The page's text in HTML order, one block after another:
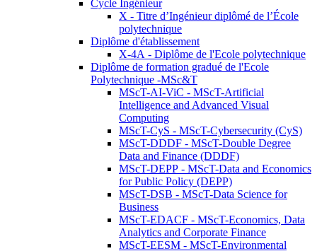
Cycle Ingénieur
X - Titre d’Ingénieur diplômé de l’École
polytechnique
Diplôme d'établissement
X-4A - Diplôme de l'Ecole polytechnique
Diplôme de formation gradué de l'Ecole
Polytechnique -MSc&T
MScT-AI-ViC - MScT-Artificial
Intelligence and Advanced Visual
Computing
MScT-CyS - MScT-Cybersecurity (CyS)
MScT-DDDF - MScT-Double Degree
Data and Finance (DDDF)
MScT-DEPP - MScT-Data and Economics
for Public Policy (DEPP)
MScT-DSB - MScT-Data Science for
Business
MScT-EDACF - MScT-Economics, Data
Analytics and Corporate Finance
MScT-EESM - MScT-Environmental